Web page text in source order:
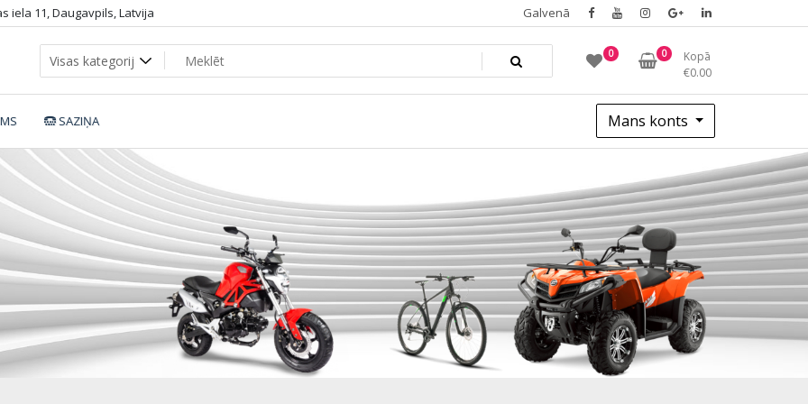
iela 11, Daugavpils, Latvija Galvenā
0 0
Kopā
€0.00
SAZIŅA Mans konts
2656-6_dop2